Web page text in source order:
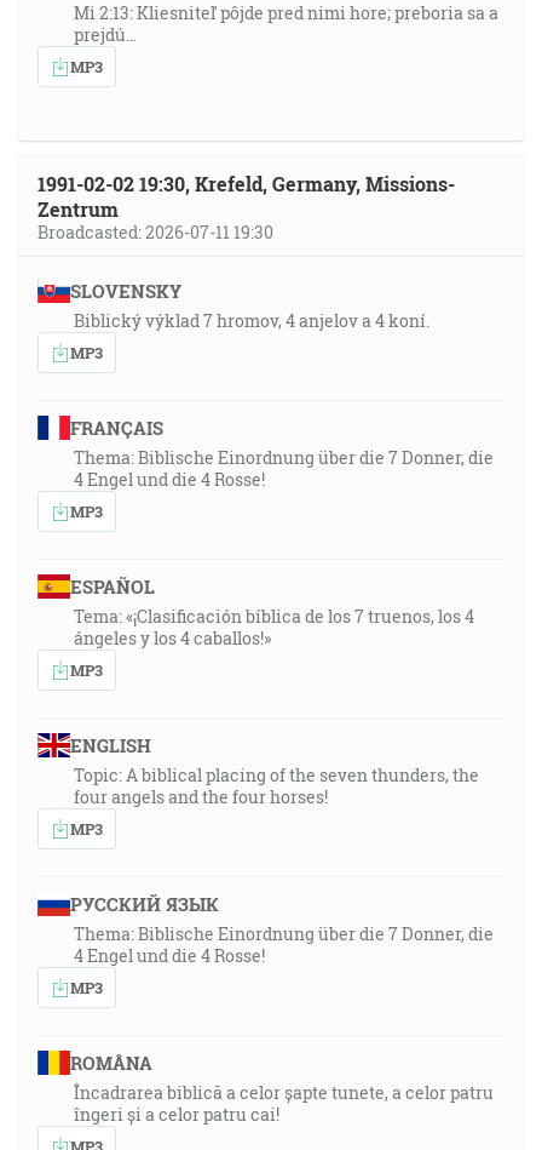
Mi 2:13: Kliesniteľ pôjde pred nimi hore; preboria sa a
prejdú…
MP3
1991-02-02 19:30, Krefeld, Germany, Missions-
Zentrum
Broadcasted: 2026-07-11 19:30
SLOVENSKY
Biblický výklad 7 hromov, 4 anjelov a 4 koní.
MP3
FRANÇAIS
Thema: Biblische Einordnung über die 7 Donner, die
4 Engel und die 4 Rosse!
MP3
ESPAÑOL
Tema: «¡Clasificación bíblica de los 7 truenos, los 4
ángeles y los 4 caballos!»
MP3
ENGLISH
Topic: A biblical placing of the seven thunders, the
four angels and the four horses!
MP3
РУССКИЙ ЯЗЫК
Thema: Biblische Einordnung über die 7 Donner, die
4 Engel und die 4 Rosse!
MP3
ROMÂNA
Încadrarea biblică a celor șapte tunete, a celor patru
îngeri și a celor patru cai!